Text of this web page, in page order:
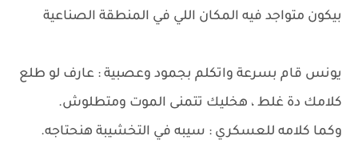
بيكون متواجد فيه المكان اللي في المنطقة الصناعية
يونس قام بسرعة واتكلم بجمود وعصبية : عارف لو طلع
كلامك دة غلط ، هخليك تتمنى الموت ومتطلوش.
وكما كلامه للعسكري : سيبه في التخشيبة هنحتاجه.